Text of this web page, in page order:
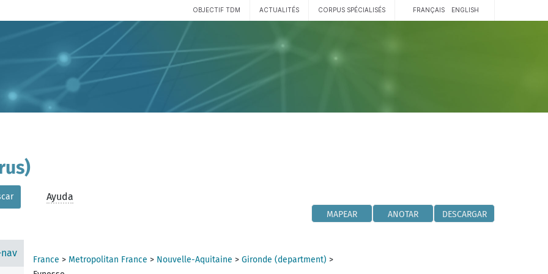
OBJECTIF TDM ACTUALITÉS CORPUS SPÉCIALISÉS FRANÇAIS ENGLISH
Ayuda
MAPEAR ANOTAR DESCARGAR
France > Metropolitan France > Nouvelle-Aquitaine > Gironde (department) >